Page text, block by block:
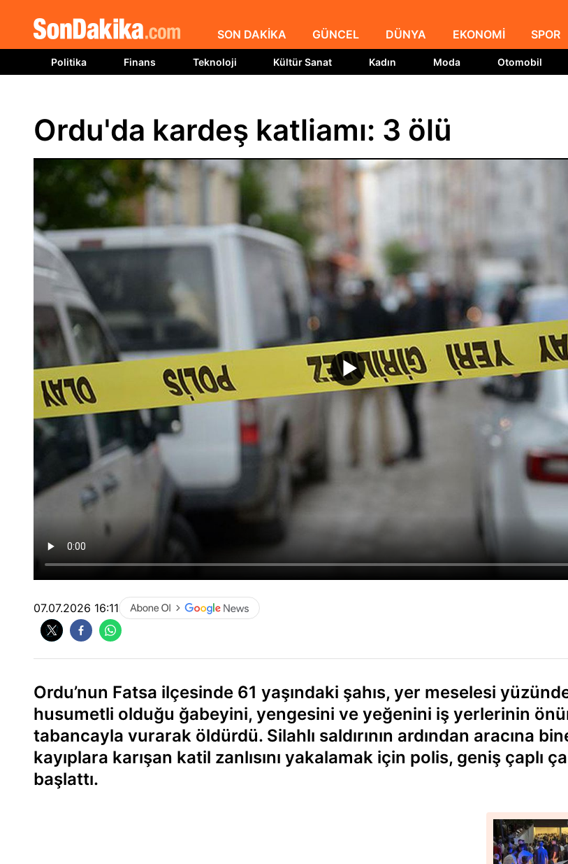
SON DAKİKA GÜNCEL DÜNYA EKONOMİ SPOR
Politika Finans Teknoloji Kültür Sanat Kadın Moda Otomobil
Ordu'da kardeş katliamı: 3 ölü
07.07.2026 16:11
Ordu’nun Fatsa ilçesinde 61 yaşındaki şahıs, yer meselesi
husumetli olduğu ğabeyini, yengesini ve yeğenini iş yerlerinin
tabancayla vurarak öldürdü. Silahlı saldırının ardından aracına
kayıplara karışan katil zanlısını yakalamak için polis, geniş çaplı
başlattı.